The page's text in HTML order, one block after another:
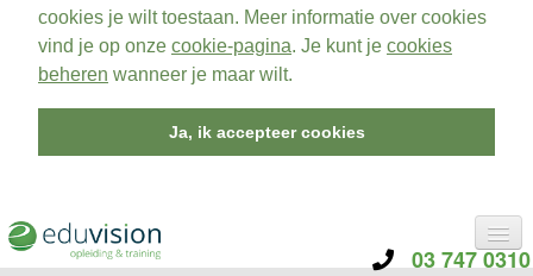
cookies je wilt toestaan. Meer informatie over cookies
vind je op onze cookie-pagina. Je kunt je cookies
beheren wanneer je maar wilt.
Ja, ik accepteer cookies
03 747 0310